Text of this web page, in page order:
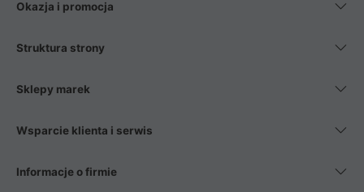
Okazja i promocja
Struktura strony
Sklepy marek
Wsparcie klienta i serwis
Informacje o firmie